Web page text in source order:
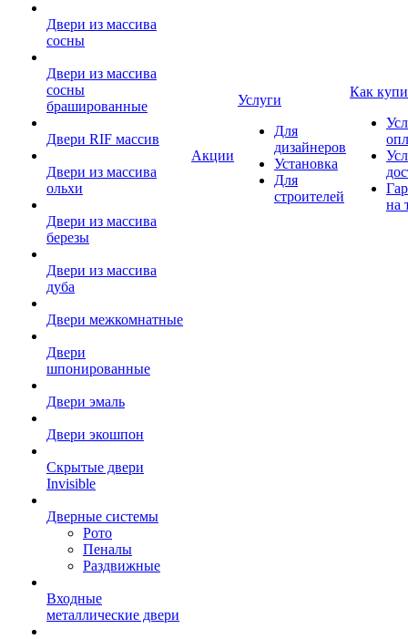
Двери из массива
сосны
Двери из массива
сосны
брашированные
Двери RIF массив
Двери из массива
ольхи
Двери из массива
березы
Двери из массива
дуба
Двери межкомнатные
Двери
шпонированные
Двери эмаль
Двери экошпон
Скрытые двери
Invisible
Дверные системы
Рото
Пеналы
Раздвижные
Входные
металлические двери
Акции
Услуги
Для
дизайнеров
Установка
Для
строителей
Как
на